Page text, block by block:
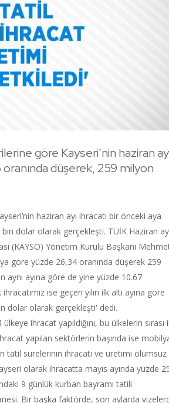
göre Kayseri’nin haziran
düşerek, 259 milyon
haziran ayı ihracatı bir önceki aya
dolar olarak gerçekleşti. TÜİK Haziran
(KAYSO) Yönetim Kurulu Başkanı
göre yüzde 26,34 oranında düşerek 259
aynı ayına göre de yine yüzde 10.67
ise geçen yılın ilk altı ayına göre
dolar olarak gerçekleşti' dedi.
ihracat yapıldığını, bu ülkelerin sırası
yapılan sektörlerin başında ise
tatil sürelerinin ihracatı ve üretimi olumsuz
olarak ihracatta mayıs ayında yüzde
9 günlük kurban bayramı tatili
Bir başka faktörde, son aylarda